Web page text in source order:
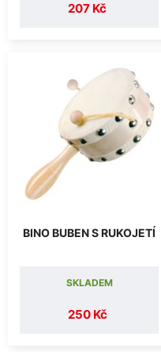
207 Kč
BINO BUBEN S RUKOJETÍ
250 Kč
SKLADEM